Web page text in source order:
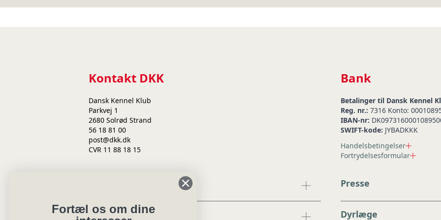
Kontakt DKK
Dansk Kennel Klub
Parkvej 1
2680 Solrød Strand
56 18 81 00
post@dkk.dk
CVR 11 88 18 15
Bank
Betalinger til Dansk Kennel
Reg. nr.: 7316 Konto:
IBAN-nr:
SWIFT-kode: JYBADKKK
Handelsbetingelser
Fortrydelsesformular
Presse
Eksteriørdommer Dyrlæge
Fortæl os om dine